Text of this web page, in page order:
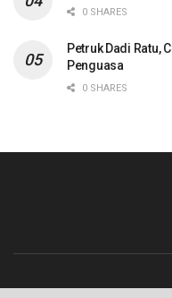
0 SHARES
Petruk Dadi Ratu,
Penguasa
0 SHARES